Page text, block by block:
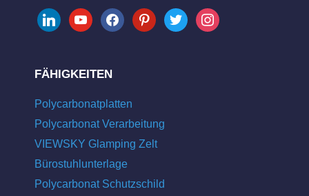
linkedinyoutubefacebookpinteresttwitter instagram
FÄHIGKEITEN
Polycarbonatplatten
Polycarbonat Verarbeitung
VIEWSKY Glamping Zelt
Bürostuhlunterlage
Polycarbonat Schutzschild